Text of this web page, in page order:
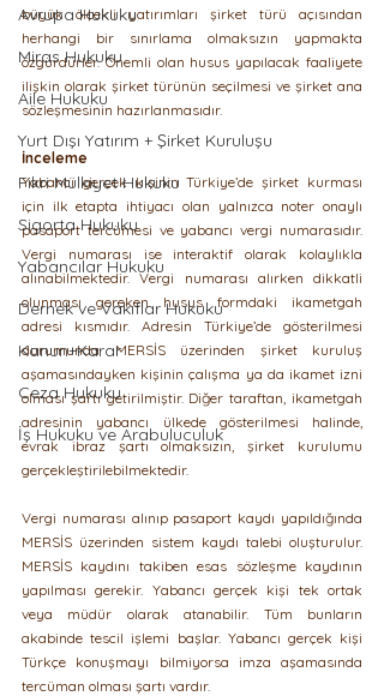
Avrupa Hukuku
Miras Hukuku
Aile Hukuku
Yurt Dışı Yatırım + Şirket Kuruluşu
Fikri Mülkiyet Hukuku
Sigorta Hukuku
Yabancılar Hukuku
Dernek ve Vakıflar Hukuku
Kanun+Karar
Ceza Hukuku
İş Hukuku ve Arabuluculuk
büyük ölçekli yatırımları şirket türü açısından
herhangi bir sınırlama olmaksızın yapmakta
özgürdürler. Önemli olan husus yapılacak faaliyete
ilişkin olarak şirket türünün seçilmesi ve şirket ana
sözleşmesinin hazırlanmasıdır.
İnceleme
Yabancı gerçek kişinin Türkiye’de şirket kurması
için ilk etapta ihtiyacı olan yalnızca noter onaylı
pasaport tercümesi ve yabancı vergi numarasıdır.
Vergi numarası ise interaktif olarak kolaylıkla
alınabilmektedir. Vergi numarası alırken dikkatli
olunması gereken husus formdaki ikametgah
adresi kısmıdır. Adresin Türkiye’de gösterilmesi
durumunda MERSİS üzerinden şirket kuruluş
aşamasındayken kişinin çalışma ya da ikamet izni
olması şartı getirilmiştir. Diğer taraftan, ikametgah
adresinin yabancı ülkede gösterilmesi halinde,
evrak ibraz şartı olmaksızın, şirket kurulumu
gerçekleştirilebilmektedir.
Vergi numarası alınıp pasaport kaydı yapıldığında
MERSİS üzerinden sistem kaydı talebi oluşturulur.
MERSİS kaydını takiben esas sözleşme kaydının
yapılması gerekir. Yabancı gerçek kişi tek ortak
veya müdür olarak atanabilir. Tüm bunların
akabinde tescil işlemi başlar. Yabancı gerçek kişi
Türkçe konuşmayı bilmiyorsa imza aşamasında
tercüman olması şartı vardır.